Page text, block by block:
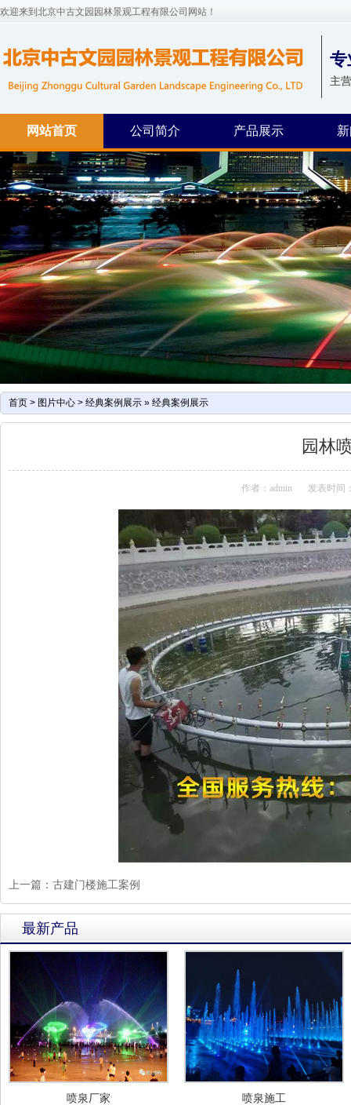
欢迎来到北京中古文园园林景观工程有限公司网站！
专
主
网站首页 公司简介 产品展示
首页 > 图片中心 > 经典案例展示 » 经典案例展示
园林
作者：admin 发表时间
上一篇： 古建门楼施工案例
最新产品
喷泉厂家 喷泉施工